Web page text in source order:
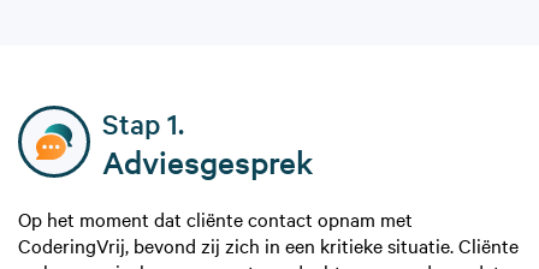
Stap 1.
Adviesgesprek
Op het moment dat cliënte contact opnam met
CoderingVrij, bevond zij zich in een kritieke situatie. Cliënte